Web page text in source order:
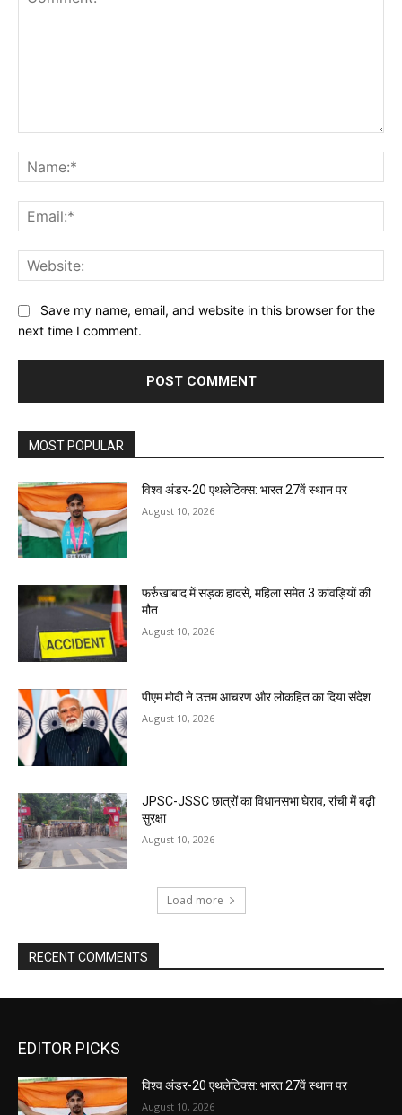
Save my name, email, and website in this browser for the
next time I comment.
MOST POPULAR
विश्व अंडर-20 एथलेटिक्स: भारत 27वें स्थान पर
August 10, 2026
फर्रुखाबाद में सड़क हादसे, महिला समेत 3 कांवड़ियों की
मौत
August 10, 2026
पीएम मोदी ने उत्तम आचरण और लोकहित का दिया संदेश
August 10, 2026
JPSC-JSSC छात्रों का विधानसभा घेराव, रांची में बढ़ी
सुरक्षा
August 10, 2026
Load more
RECENT COMMENTS
EDITOR PICKS
विश्व अंडर-20 एथलेटिक्स: भारत 27वें स्थान पर
August 10, 2026